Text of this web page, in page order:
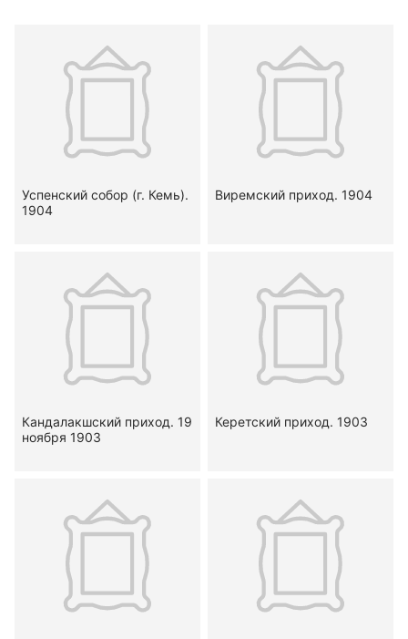
Успенский собор (г. Кемь).
1904
Виремский приход. 1904
Кандалакшский приход. 19
ноября 1903
Керетский приход. 1903